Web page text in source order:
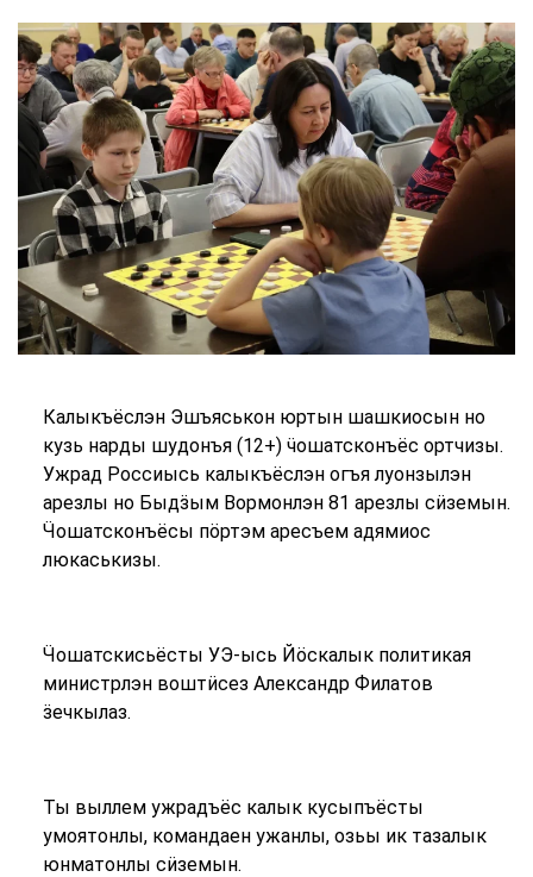
Калыкъёслэн Эшъяськон юртын шашкиосын но
кузь нарды шудонъя (12+) ӵошатсконъёс ортчизы.
Ужрад Россиысь калыкъёслэн огъя луонзылэн
арезлы но Быдӟым Вормонлэн 81 арезлы сӥземын.
Ӵошатсконъёсы пӧртэм аресъем адямиос
люкаськизы.
Ӵошатскисьёсты УЭ-ысь Йӧскалык политикая
министрлэн воштӥсез Александр Филатов
ӟечкылаз.
Ты выллем ужрадъёс калык кусыпъёсты
умоятонлы, командаен ужанлы, озьы ик тазалык
юнматонлы сӥземын.